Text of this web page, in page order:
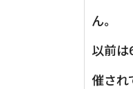
ん。
以前は
催され